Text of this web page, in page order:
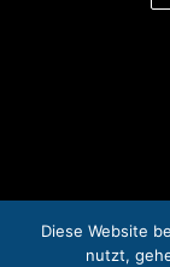
Diese Website
nutzt,